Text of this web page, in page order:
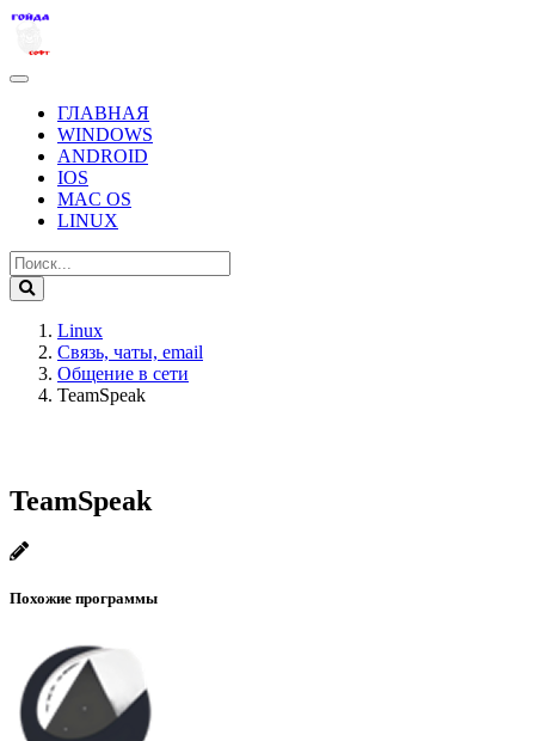
ГЛАВНАЯ
WINDOWS
ANDROID
IOS
MAC OS
LINUX
Linux
Связь, чаты, email
Общение в сети
TeamSpeak
TeamSpeak
Похожие программы